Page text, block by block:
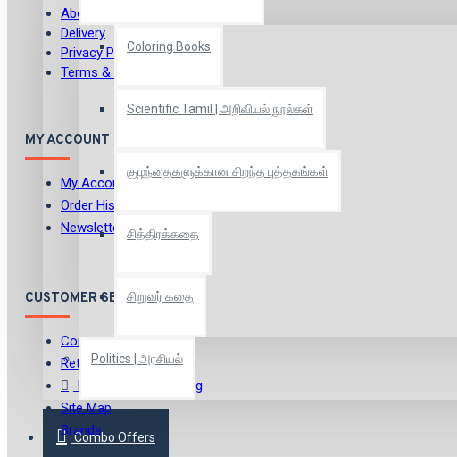
Coloring Books
Scientific Tamil | அறிவியல் நூல்கள்
குழந்தைகளுக்கான சிறந்த புத்தகங்கள்
சித்திரக்கதை
சிறுவர் கதை
Politics | அரசியல்
Combo Offers
About Us
Delivery
Privacy Policy
Terms & Conditions
MY ACCOUNT
My Account
Order History
Newsletter
CUSTOMER SERVICE
Contact
Returns
International Shipping
Site Map
Brands